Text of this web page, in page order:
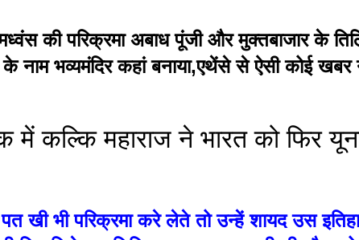
की परिक्रमा अबाध पूंजी और मुक्तबाजार के
नाम भव्यमंदिर कहां बनाया,एथेंसे से ऐसी कोई
में कल्कि महाराज ने भारत को फिर
पत खी भी परिक्रमा करे लेते तो उन्हें शायद उस